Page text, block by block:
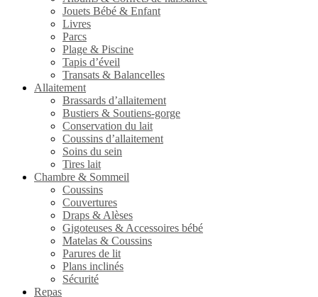
Jouets Bébé & Enfant
Livres
Parcs
Plage & Piscine
Tapis d’éveil
Transats & Balancelles
Allaitement
Brassards d’allaitement
Bustiers & Soutiens-gorge
Conservation du lait
Coussins d’allaitement
Soins du sein
Tires lait
Chambre & Sommeil
Coussins
Couvertures
Draps & Alèses
Gigoteuses & Accessoires bébé
Matelas & Coussins
Parures de lit
Plans inclinés
Sécurité
Repas